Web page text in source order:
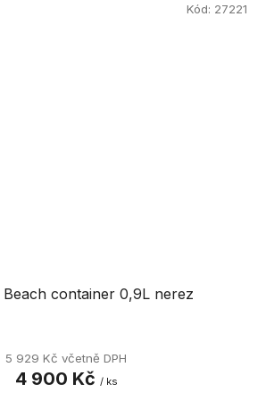
Beach container 0,9L nerez
5 929 Kč včetně DPH
4 900 Kč / ks
Kód: 27221